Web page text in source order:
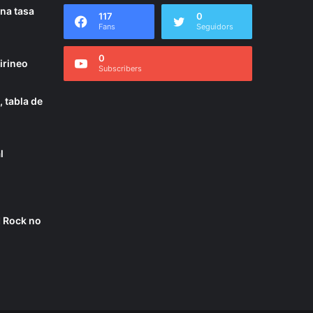
tasa
tabla de
Rock no
117
Fans
0
Seguidors
0
Subscribers